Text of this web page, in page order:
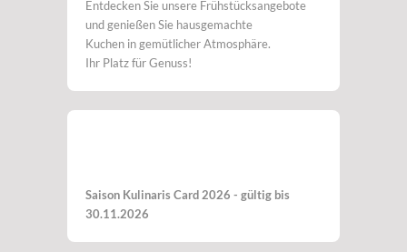
Entdecken Sie unsere Frühstücksangebote
und genießen Sie hausgemachte
Kuchen in gemütlicher Atmosphäre.
Ihr Platz für Genuss!
Saison Kulinaris Card 2026 - gültig bis
30.11.2026